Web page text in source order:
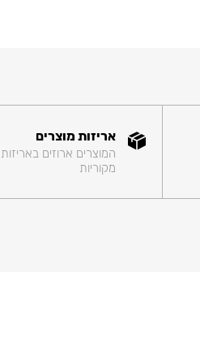
אריזות מוצרים
המוצרים ארוזים באריזות
מקוריות